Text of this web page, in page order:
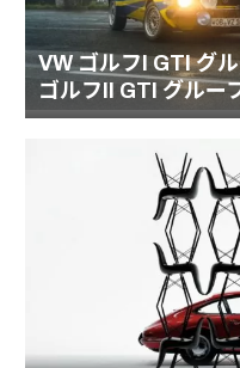
VW ゴルフI GTI グ
ゴルフII GTI グルー
オン」